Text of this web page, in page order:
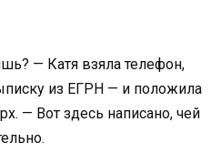
— Катя взяла телефон,
из ЕГРН — и положила
— Вот здесь написано, чей